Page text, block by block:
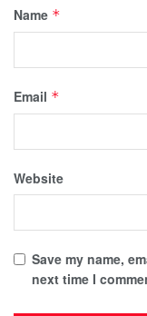
Name *
Email *
Website
Save my name,
next time I